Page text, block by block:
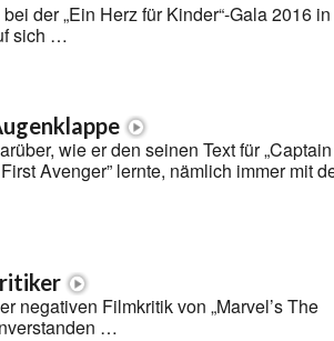
der „Ein Herz für Kinder“-Gala 2016 in
sich …
wie er den seinen Text für „Captain
Avenger” lernte, nämlich immer mit
negativen Filmkritik von „Marvel’s The
…